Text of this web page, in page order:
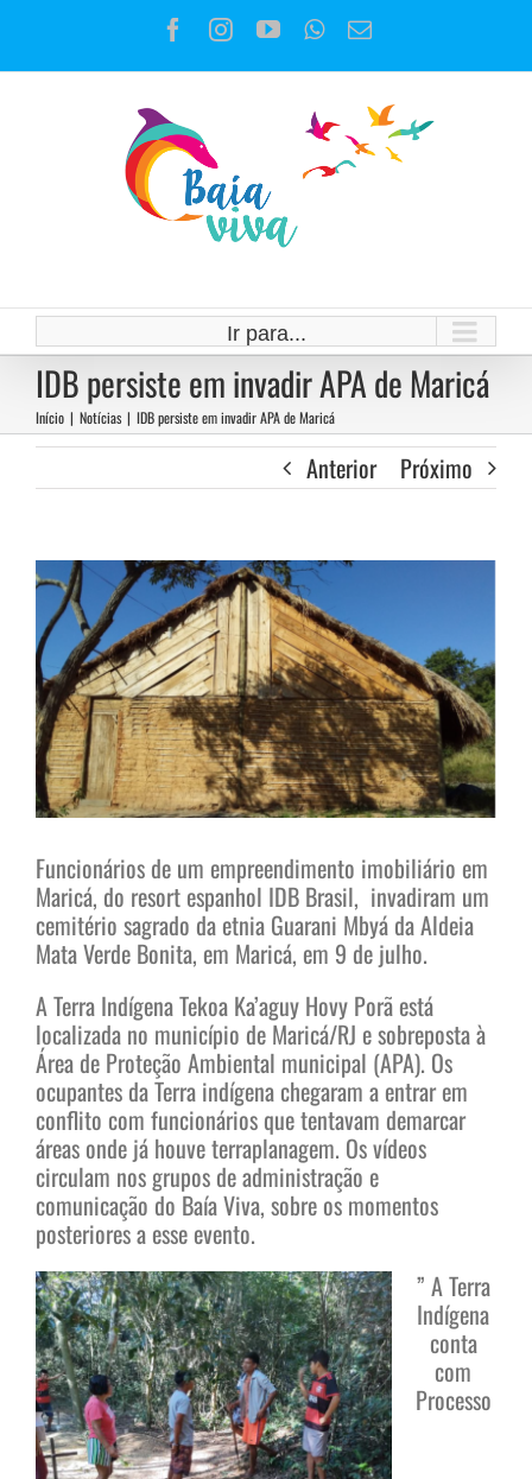
o
Facebook
Instagram
YouTubeWhatsApp
E-
Ir para...
IDB persiste em invadir APA de Maricá
Início | Notícias | IDB persiste em invadir APA de Maricá
Anterior Próximo
View
Larger
Image
Funcionários de um empreendimento imobiliário em
Maricá, do resort espanhol IDB Brasil, invadiram um
cemitério sagrado da etnia Guarani Mbyá da Aldeia
Mata Verde Bonita, em Maricá, em 9 de julho.
A Terra Indígena Tekoa Ka’aguy Hovy Porã está
localizada no município de Maricá/RJ e sobreposta à
Área de Proteção Ambiental municipal (APA). Os
ocupantes da Terra indígena chegaram a entrar em
conflito com funcionários que tentavam demarcar
áreas onde já houve terraplanagem. Os vídeos
circulam nos grupos de administração e
comunicação do Baía Viva, sobre os momentos
posteriores a esse evento.
” A Terra
Indígena
conta
com
Processo